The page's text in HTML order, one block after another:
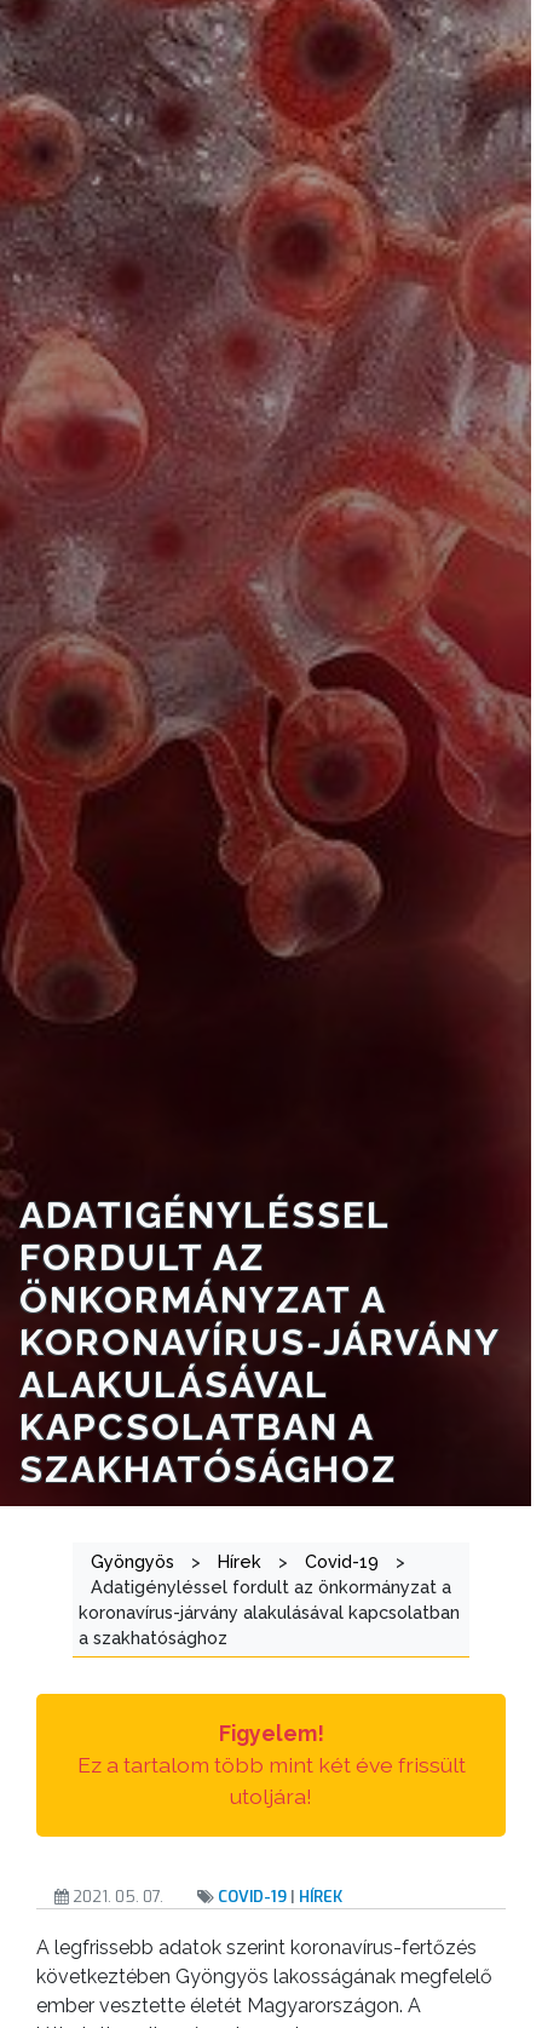
FEJLESZTÉSEK
KÖRNYEZETVÉDELEM
TELEPÜLÉSRENDEZÉS
STRATÉGIÁK
ÉS
KONCEPCIÓK
BEJELENTŐ
VÁROSHÁZA
AZ
ÖNKORMÁNYZAT
A
KÉPVISELŐ-
TESTÜLET
AZ
ÖNKORMÁNYZATI
CÉGEK
ÉS
INTÉZMÉNYEK
NYOMTATVÁNYOK
E-
TESTÜLETI
ANYAGOK
KISTÉRSÉG
GEOTERM-
ADATIGÉNYLÉSSEL
FORDULT AZ
ÖNKORMÁNYZAT A
KORONAVÍRUS-JÁRVÁNY
ALAKULÁSÁVAL
KAPCSOLATBAN A
SZAKHATÓSÁGHOZ
Gyöngyös > Hírek > Covid-19
>
Adatigényléssel fordult az önkormányzat a
koronavírus-járvány alakulásával kapcsolatban
a szakhatósághoz
Figyelem!
Ez a tartalom több mint két éve frissült
utoljára!
2021. 05. 07. COVID-19 | HÍREK
A legfrissebb adatok szerint koronavírus-fertőzés
következtében Gyöngyös lakosságának megfelelő
ember vesztette életét Magyarországon. A